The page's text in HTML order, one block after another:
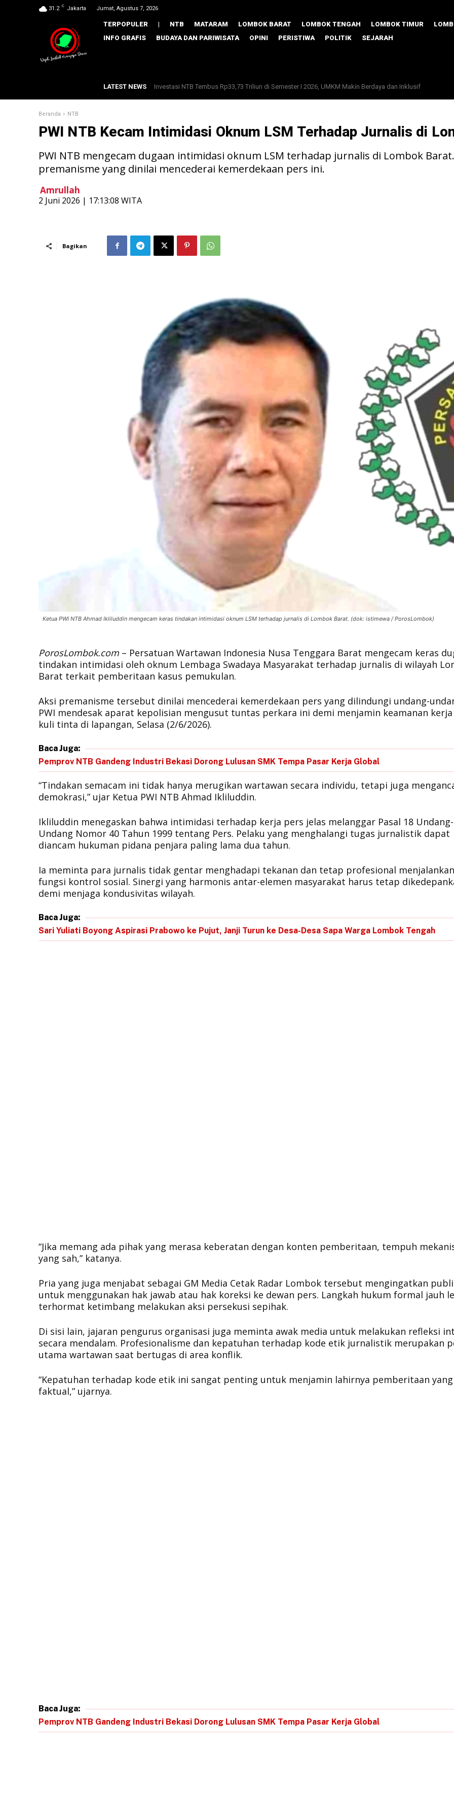
31.2 C Jakarta Jumat, Agustus 7, 2026
TERPOPULER | NTB MATARAM LOMBOK BARAT LOMBOK TENGAH LOMBOK TIMUR
INFO GRAFIS
BUDAYA DAN PARIWISATA OPINI PERISTIWA POLITIK SEJARAH
LATEST NEWSInvestasi NTB Tembus Rp33,73 Triliun di Semester I 2026, UMKM Makin Berdaya dan Inklusif
Gebrak Rentenir Hingga Porang, Lombok Timur Unjuk Gigi di TPAKD Award 2026
Beranda NTB
PWI NTB Kecam Intimidasi Oknum LSM Terhadap Jurnalis di
PWI NTB mengecam dugaan intimidasi oknum LSM terhadap jurnalis di Lombok
premanisme yang dinilai mencederai kemerdekaan pers ini.
Amrullah
​2 Juni 2026 | 17:13:08 WITA
Bagikan
Ketua PWI NTB Ahmad Ikliluddin mengecam keras tindakan intimidasi oknum LSM terhadap jurnalis di Lombok Barat. (dok: istimewa / PorosLombok)
PorosLombok.com – Persatuan Wartawan Indonesia Nusa Tenggara Barat mengecam keras
tindakan intimidasi oleh oknum Lembaga Swadaya Masyarakat terhadap jurnalis di wilayah
Barat terkait pemberitaan kasus pemukulan.
Aksi premanisme tersebut dinilai mencederai kemerdekaan pers yang dilindungi undang-
PWI mendesak aparat kepolisian mengusut tuntas perkara ini demi menjamin keamanan
kuli tinta di lapangan, Selasa (2/6/2026).
Baca Juga:
Pemprov NTB Gandeng Industri Bekasi Dorong Lulusan SMK Tempa Pasar Kerja Global
“Tindakan semacam ini tidak hanya merugikan wartawan secara individu, tetapi juga
demokrasi,” ujar Ketua PWI NTB Ahmad Ikliluddin.
Ikliluddin menegaskan bahwa intimidasi terhadap kerja pers jelas melanggar Pasal 18 Undang-
Undang Nomor 40 Tahun 1999 tentang Pers. Pelaku yang menghalangi tugas jurnalistik dapat
diancam hukuman pidana penjara paling lama dua tahun.
Ia meminta para jurnalis tidak gentar menghadapi tekanan dan tetap profesional menjalankan
fungsi kontrol sosial. Sinergi yang harmonis antar-elemen masyarakat harus tetap
demi menjaga kondusivitas wilayah.
Baca Juga:
Sari Yuliati Boyong Aspirasi Prabowo ke Pujut, Janji Turun ke Desa-Desa Sapa Warga Lombok Tengah
“Jika memang ada pihak yang merasa keberatan dengan konten pemberitaan, tempuh
yang sah,” katanya.
Pria yang juga menjabat sebagai GM Media Cetak Radar Lombok tersebut mengingatkan
untuk menggunakan hak jawab atau hak koreksi ke dewan pers. Langkah hukum formal jauh
terhormat ketimbang melakukan aksi persekusi sepihak.
Di sisi lain, jajaran pengurus organisasi juga meminta awak media untuk melakukan refleksi
secara mendalam. Profesionalisme dan kepatuhan terhadap kode etik jurnalistik merupakan
utama wartawan saat bertugas di area konflik.
“Kepatuhan terhadap kode etik ini sangat penting untuk menjamin lahirnya pemberitaan yang
faktual,” ujarnya.
Baca Juga:
Pemprov NTB Gandeng Industri Bekasi Dorong Lulusan SMK Tempa Pasar Kerja Global